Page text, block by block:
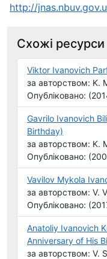
http://
Схожі ресурси
Viktor Ivanovich
за авторством: K.
Опубліковано:
Gavrilo Ivanovich
Birthday)
за авторством: K.
Опубліковано:
Vavilov Mykola
за авторством: V.
Опубліковано:
Anatoliy Ivanovich
Anniversary of His
за авторством: V.